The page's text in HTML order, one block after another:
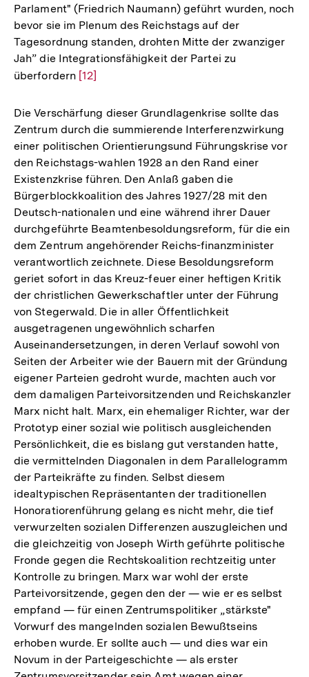
Parlament" (Friedrich Naumann) geführt wurden, noch
bevor sie im Plenum des Reichstags auf der
Tagesordnung standen, drohten Mitte der zwanziger
Jah” die Integrationsfähigkeit der Partei zu
überfordern Zur
der
Fußnote
[12]
Die Verschärfung dieser Grundlagenkrise sollte das
Zentrum durch die summierende Interferenzwirkung
einer politischen Orientierungsund Führungskrise vor
den Reichstags-wahlen 1928 an den Rand einer
Existenzkrise führen. Den Anlaß gaben die
Bürgerblockkoalition des Jahres 1927/28 mit den
Deutsch-nationalen und eine während ihrer Dauer
durchgeführte Beamtenbesoldungsreform, für die ein
dem Zentrum angehörender Reichs-finanzminister
verantwortlich zeichnete. Diese Besoldungsreform
geriet sofort in das Kreuz-feuer einer heftigen Kritik
der christlichen Gewerkschaftler unter der Führung
von Stegerwald. Die in aller Öffentlichkeit
ausgetragenen ungewöhnlich scharfen
Auseinandersetzungen, in deren Verlauf sowohl von
Seiten der Arbeiter wie der Bauern mit der Gründung
eigener Parteien gedroht wurde, machten auch vor
dem damaligen Parteivorsitzenden und Reichskanzler
Marx nicht halt. Marx, ein ehemaliger Richter, war der
Prototyp einer sozial wie politisch ausgleichenden
Persönlichkeit, die es bislang gut verstanden hatte,
die vermittelnden Diagonalen in dem Parallelogramm
der Parteikräfte zu finden. Selbst diesem
idealtypischen Repräsentanten der traditionellen
Honoratiorenführung gelang es nicht mehr, die tief
verwurzelten sozialen Differenzen auszugleichen und
die gleichzeitig von Joseph Wirth geführte politische
Fronde gegen die Rechtskoalition rechtzeitig unter
Kontrolle zu bringen. Marx war wohl der erste
Parteivorsitzende, gegen den der — wie er es selbst
empfand — für einen Zentrumspolitiker „stärkste"
Vorwurf des mangelnden sozialen Bewußtseins
erhoben wurde. Er sollte auch — und dies war ein
Novum in der Parteigeschichte — als erster